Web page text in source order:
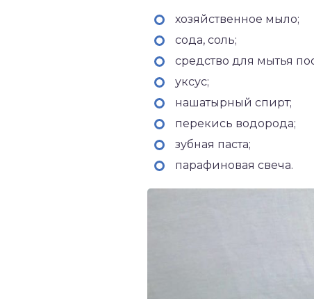
хозяйственное мыло;
сода, соль;
средство для мытья
уксус;
нашатырный спирт;
перекись водорода;
зубная паста;
парафиновая свеча.